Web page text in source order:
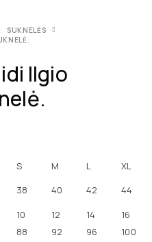
SUKNELĖS
Ilgio
S M L
XL
38 40 42
44
10 12 14
16
88 92 96
100